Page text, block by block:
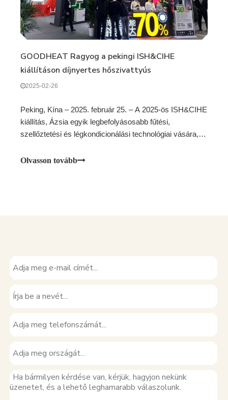
GOODHEAT Ragyog a pekingi ISH&CIHE
kiállításon díjnyertes hőszivattyús
technológiával és innovatív termékbemutatóval
2025-02-26
Peking, Kína – 2025. február 25. – A 2025-ös ISH&CIHE
kiállítás, Ázsia egyik legbefolyásosabb fűtési,
szellőztetési és légkondicionálási technológiai vására,
háromnapos bemutatót tartottak az élvonalbeli
Olvasson tovább